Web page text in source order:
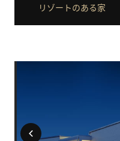
リゾートのある家